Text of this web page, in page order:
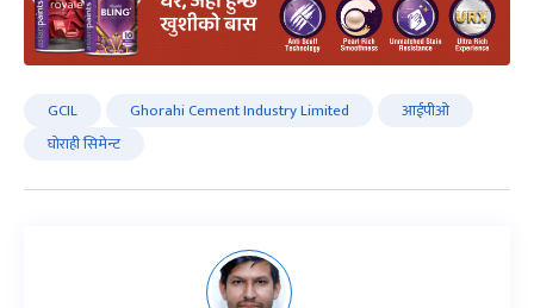
GCIL Ghorahi Cement Industry Limited
आईपीओ
घोराही सिमेन्ट